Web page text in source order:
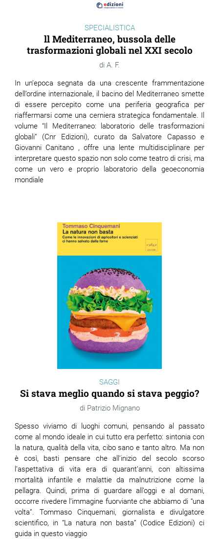
SPECIALISTICA
ll Mediterraneo, bussola delle
trasformazioni globali nel XXI secolo
A. F.
In un’epoca segnata da una crescente frammentazione
dell’ordine internazionale, il bacino del Mediterraneo smette
di essere percepito come una periferia geografica per
riaffermarsi come una cerniera strategica fondamentale. Il
volume “Il Mediterraneo: laboratorio delle trasformazioni
globali” (Cnr Edizioni), curato da Salvatore Capasso e
Giovanni Canitano , offre una lente multidisciplinare per
interpretare questo spazio non solo come teatro di crisi, ma
come un vero e proprio laboratorio della geoeconomia
mondiale
SAGGI
Si stava meglio quando si stava peggio?
Patrizio Mignano
Spesso viviamo di luoghi comuni, pensando al passato
come al mondo ideale in cui tutto era perfetto: sintonia con
la natura, qualità della vita, cibo sano e tanto altro. Ma non
è così, basti pensare che all’inizio del secolo scorso
l’aspettativa di vita era di quarant’anni, con altissima
mortalità infantile e malattie da malnutrizione come la
pellagra. Quindi, prima di guardare all’oggi e al domani,
occorre rivedere l’immagine fuorviante che abbiamo di “una
volta”. Tommaso Cinquemani, giornalista e divulgatore
scientifico, in “La natura non basta” (Codice Edizioni) ci
guida in questo viaggio